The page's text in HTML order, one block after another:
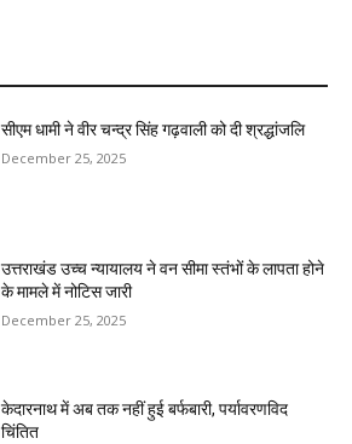
सीएम धामी ने वीर चन्द्र सिंह गढ़वाली को दी श्रद्धांजलि
December 25, 2025
उत्तराखंड उच्च न्यायालय ने वन सीमा स्तंभों के लापता होने
के मामले में नोटिस जारी
December 25, 2025
केदारनाथ में अब तक नहीं हुई बर्फबारी, पर्यावरणविद
चिंतित